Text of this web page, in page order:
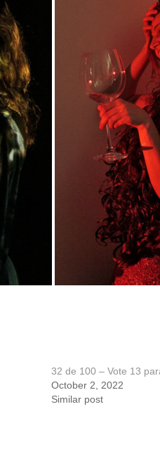
32 de 100 – Vote 13
October 2, 2022
Similar post